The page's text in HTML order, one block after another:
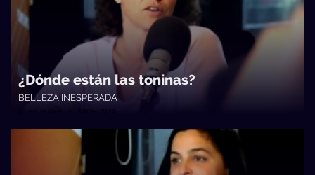
¿Dónde están las toninas?
BELLEZA INESPERADA
Quién te Dice • 18/09/2024